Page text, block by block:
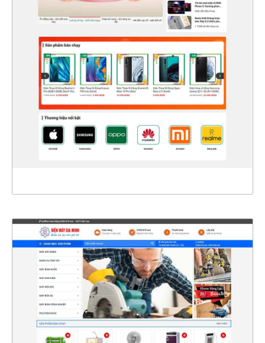
4703
CHI TIẾT
47118